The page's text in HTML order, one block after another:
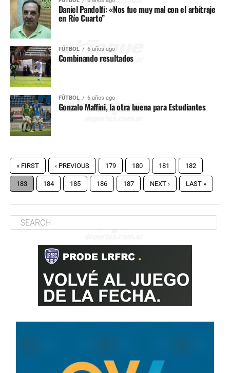
Daniel Pandolfi: «Nos fue muy mal con el arbitraje
en Río Cuarto”
FÚTBOL 6 años ago
Combinando resultados
FÚTBOL 6 años ago
Gonzalo Maffini, la otra buena para Estudiantes
« FIRST ‹ PREVIOUS 179 180 181 182
183 184 185 186 187 NEXT › LAST »